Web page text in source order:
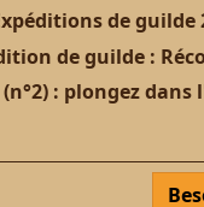
de guilde
de guilde :
: plongez dans